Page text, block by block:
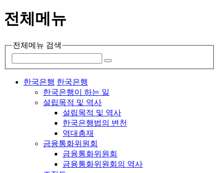
전체메뉴
전체메뉴 검색
한국은행 한국은행
한국은행이 하는 일
설립목적 및 역사
설립목적 및 역사
한국은행법의 변천
역대총재
금융통화위원회
금융통화위원회
금융통화위원회의 역사